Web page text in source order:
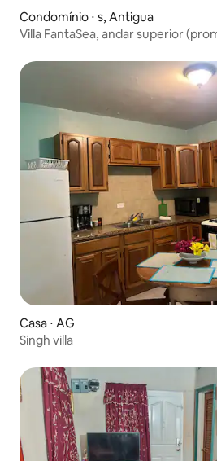
Condomínio ⋅ s, Antigua
Villa FantaSea, andar superior
Casa ⋅ AG
Singh villa